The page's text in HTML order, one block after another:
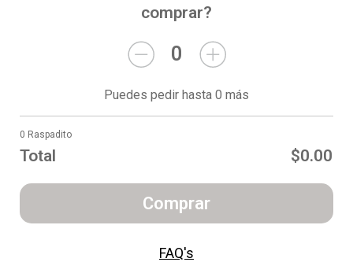
comprar?
0
Puedes pedir hasta 0 más
0 Raspadito
Total $0.00
Comprar
FAQ's